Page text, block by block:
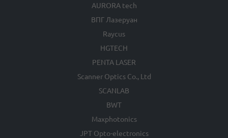
AURORA tech
ВПГ Лазеруан
Raycus
HGTECH
PENTA LASER
Scanner Optics Co., Ltd
SCANLAB
BWT
Maxphotonics
JPT Opto-electronics